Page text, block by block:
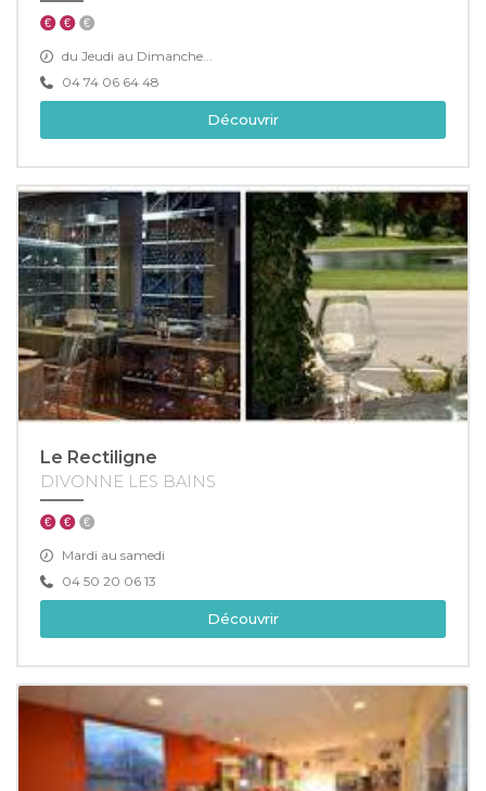
du Jeudi au Dimanche...
04 74 06 64 48
Découvrir
Le Rectiligne
DIVONNE LES BAINS
Mardi au samedi
04 50 20 06 13
Découvrir